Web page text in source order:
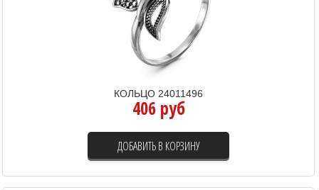
КОЛЬЦО 24011496
406 руб
ДОБАВИТЬ В КОРЗИНУ